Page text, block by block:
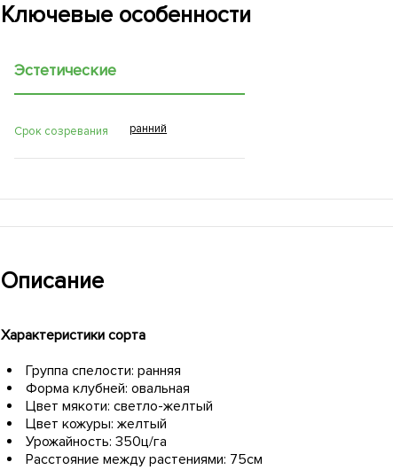
Ключевые особенности
Эстетические
Срок созревания ранний
Описание
Характеристики сорта
Группа спелости: ранняя
Форма клубней: овальная
Цвет мякоти: светло-желтый
Цвет кожуры: желтый
Урожайность: 350ц/га
Расстояние между растениями: 75см